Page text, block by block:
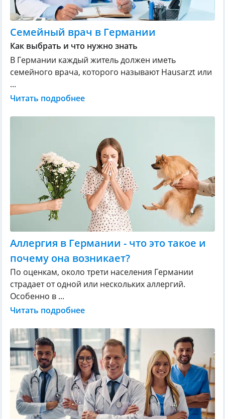
Семейный врач в Германии
Как выбрать и что нужно знать
В Германии каждый житель должен иметь
семейного врача, которого называют Hausarzt или
...
Читать подробнее
Аллергия в Германии - что это такое и
почему она возникает?
По оценкам, около трети населения Германии
страдает от одной или нескольких аллергий.
Особенно в ...
Читать подробнее